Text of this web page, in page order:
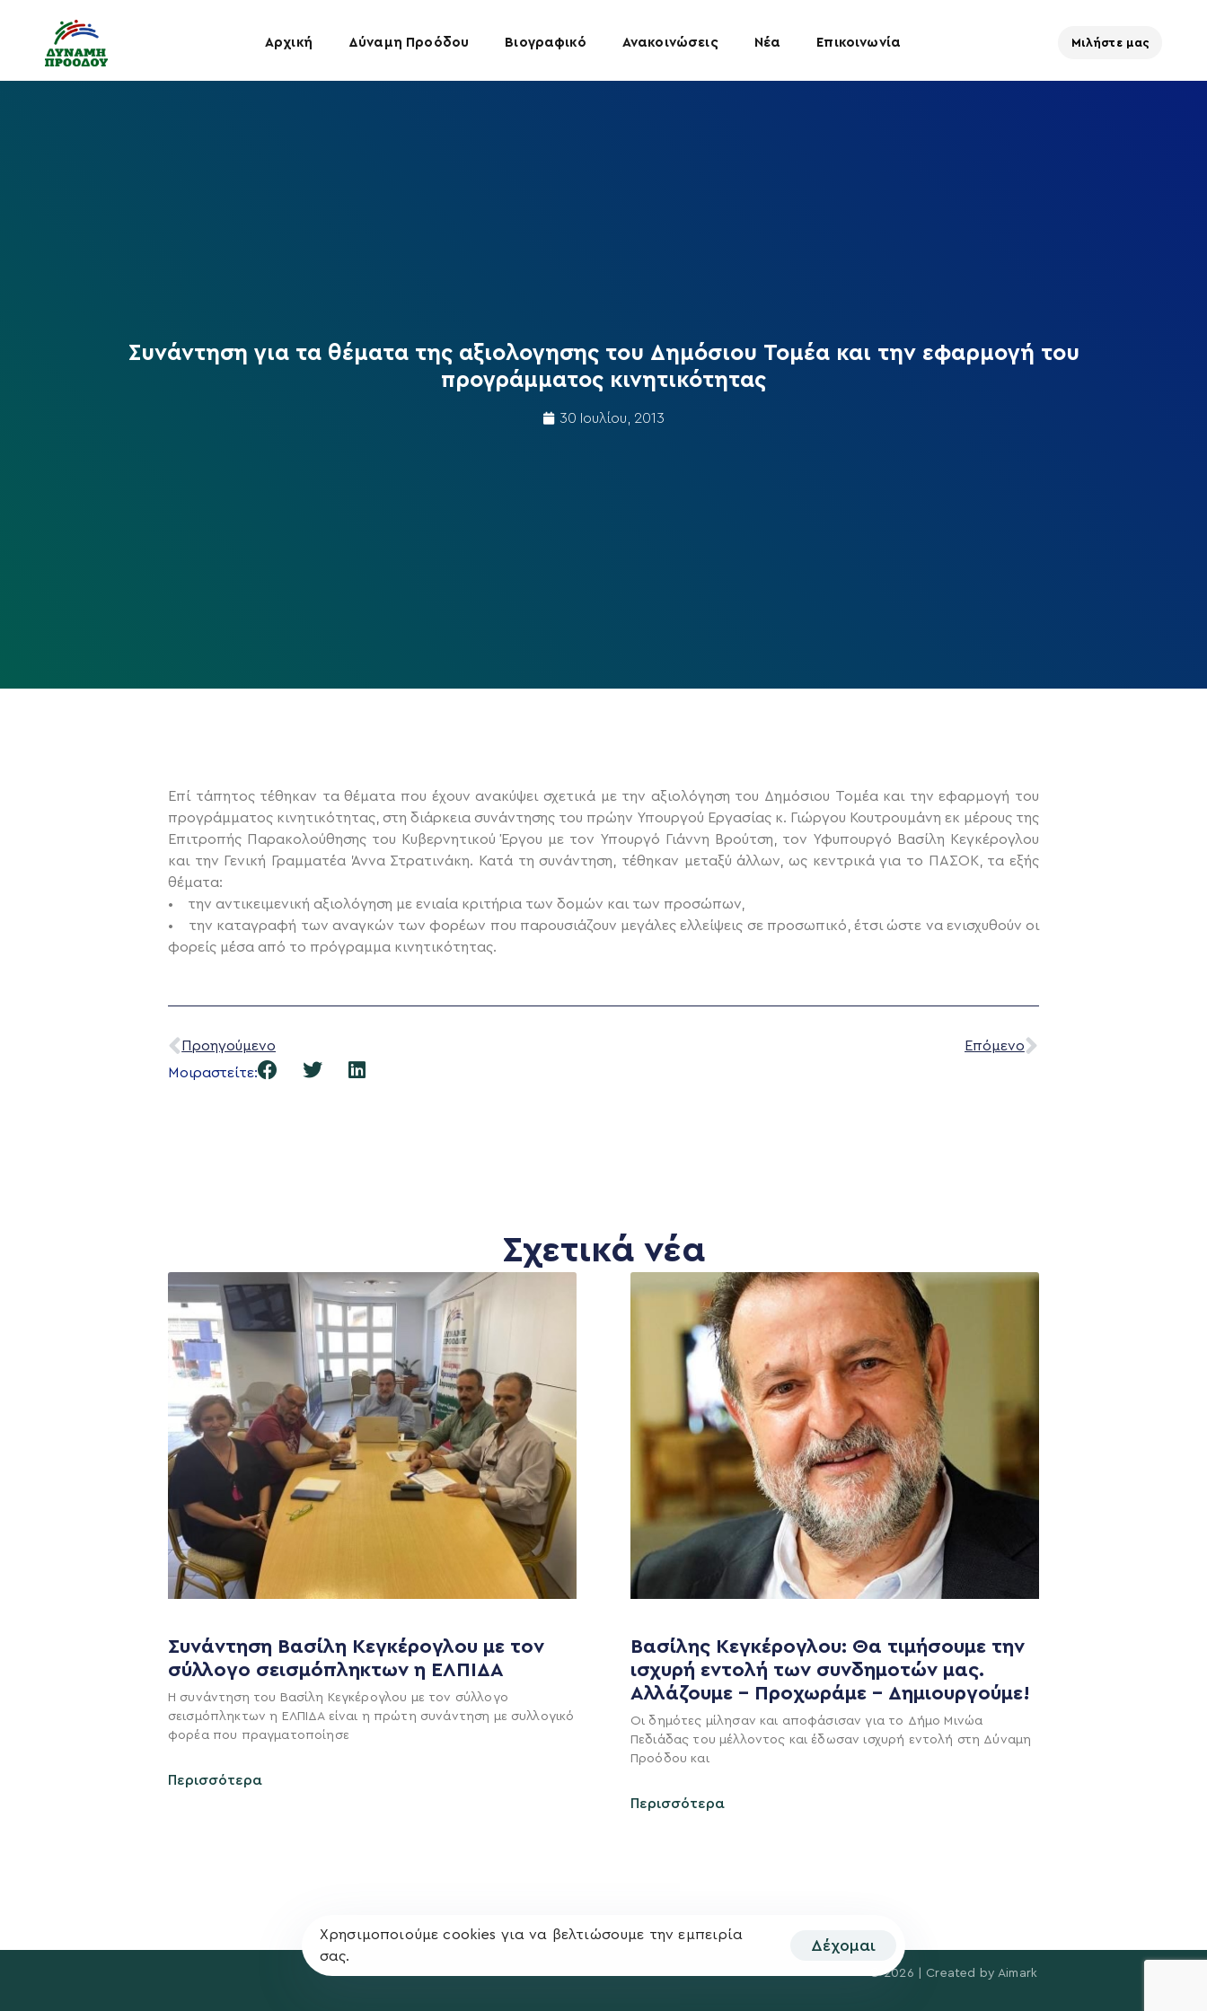
Αρχική Δύναμη Προόδου Βιογραφικό Ανακοινώσεις Νέα Επικοινωνία Μιλήστε μας
Συνάντηση για τα θέματα της αξιολογησης του Δημόσιου Τομέα και την εφαρμογή του
προγράμματος κινητικότητας
30 Ιουλίου, 2013
Επί τάπητος τέθηκαν τα θέματα που έχουν ανακύψει σχετικά με την αξιολόγηση του Δημόσιου Τομέα και την εφαρμογή του
προγράμματος κινητικότητας, στη διάρκεια συνάντησης του πρώην Υπουργού Εργασίας κ. Γιώργου Κουτρουμάνη εκ μέρους της
Επιτροπής Παρακολούθησης του Κυβερνητικού Έργου με τον Υπουργό Γιάννη Βρούτση, τον Υφυπουργό Βασίλη Κεγκέρογλου
και την Γενική Γραμματέα Άννα Στρατινάκη.
Κατά τη συνάντηση, τέθηκαν μεταξύ άλλων, ως κεντρικά για το ΠΑΣΟΚ, τα εξής
θέματα:
• την αντικειμενική αξιολόγηση με ενιαία κριτήρια των δομών και των προσώπων,
• την καταγραφή των αναγκών των φορέων που παρουσιάζουν μεγάλες ελλείψεις σε προσωπικό, έτσι ώστε να ενισχυθούν οι
φορείς μέσα από το πρόγραμμα κινητικότητας.
Προηγούμενο
Επόμενο
Μοιραστείτε:
Σχετικά νέα
Συνάντηση Βασίλη Κεγκέρογλου με τον
σύλλογο σεισμόπληκτων η ΕΛΠΙΔΑ
Η συνάντηση του Βασίλη Κεγκέρογλου με τον σύλλογο
σεισμόπληκτων η ΕΛΠΙΔΑ είναι η πρώτη συνάντηση με συλλογικό
φορέα που πραγματοποίησε
Περισσότερα
Βασίλης Κεγκέρογλου: Θα τιμήσουμε την
ισχυρή εντολή των συνδημοτών μας.
Αλλάζουμε – Προχωράμε – Δημιουργούμε!
Οι δημότες μίλησαν και αποφάσισαν για το Δήμο Μινώα
Πεδιάδας του μέλλοντος και έδωσαν ισχυρή εντολή στη Δύναμη
Προόδου και
Περισσότερα
Η ΠΑΡΆΤΑΞΗ ΕΚΛΟΓΙΚΌ ΚΈΝΤΡΟ
+(30) 289 102 4800
NEWSLETTER
© 2026 | Created byAimark
Χρησιμοποιούμε cookies για να βελτιώσουμε την εμπειρία
σας.
Δέχομαι